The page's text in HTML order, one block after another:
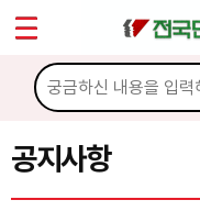
공지사항
마이페이지
소개
소식
공지사항